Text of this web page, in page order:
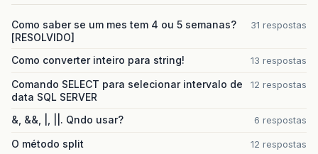
Como saber se um mes tem 4 ou 5 semanas?
[RESOLVIDO]
31 respostas
Como converter inteiro para string! 13 respostas
Comando SELECT para selecionar intervalo de
data SQL SERVER
12 respostas
&, &&, |, ||. Qndo usar? 6 respostas
O método split 12 respostas